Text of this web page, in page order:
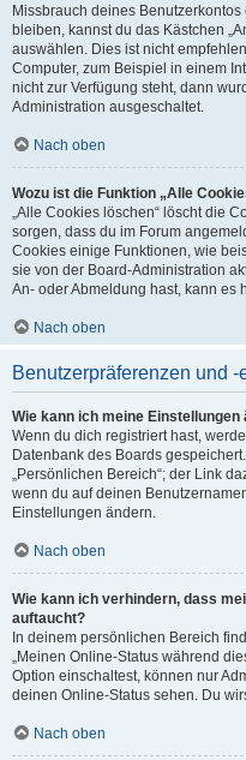
Missbrauch deines
bleiben, kannst du das Kästchen
auswählen. Dies ist nicht
Computer, zum Beispiel in einem
nicht zur Verfügung steht, dann
Administration ausgeschaltet.
Nach oben
Wozu ist die Funktion „Alle
„Alle Cookies löschen“ löscht die
sorgen, dass du im Forum
Cookies einige Funktionen, wie
sie von der Board-Administration
An- oder Abmeldung hast, kann es
Nach oben
Benutzerpräferenzen und
Wie kann ich meine Einstellungen
Wenn du dich registriert hast,
Datenbank des Boards
„Persönlichen Bereich“; der Link
wenn du auf deinen
Einstellungen ändern.
Nach oben
Wie kann ich verhindern, dass
auftaucht?
In deinem persönlichen Bereich
„Meinen Online-Status während
Option einschaltest, können nur
deinen Online-Status sehen. Du
Nach oben